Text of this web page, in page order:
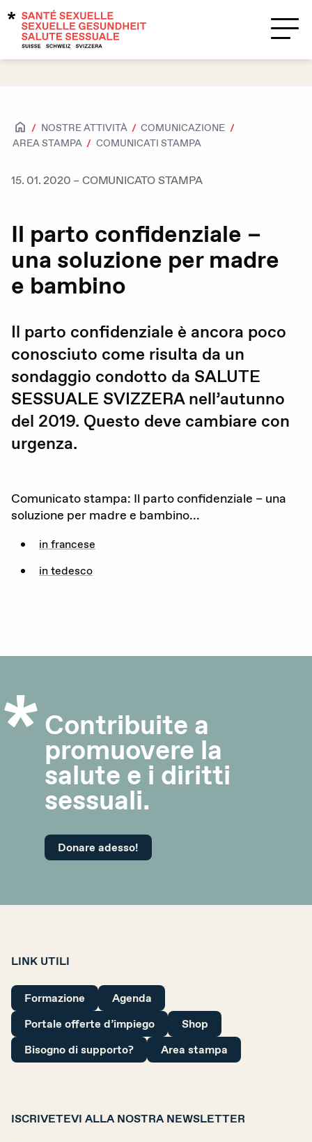
Salute sessuale
Accesso per tutte e tutti
Caratteristiche biologiche sessuali e
identità di genere
HIV / IST
Gravidanza (voluta / non voluta)
Educazione sessuale
Violenza sessuale
Diritti sessuali
Politica
Formazione
Portale offerte d’impiego
Area stampa
Rete giovani
Attività di rete
Consulenza
La nostra organizzazione
I nostri obiettivi
Membri
Partner
Sostenerci
NOSTRE ATTIVITÀ
COMUNICAZIONE
AREA STAMPA
COMUNICATI STAMPA
15. 01. 2020 –COMUNICATO STAMPA
Il parto confidenziale –
una soluzione per madre
e bambino
Il parto confidenziale è ancora poco
conosciuto come risulta da un
sondaggio condotto da SALUTE
SESSUALE SVIZZERA nell’autunno
del 2019. Questo deve cambiare con
urgenza.
Comunicato stampa: Il parto confidenziale – una
soluzione per madre e bambino...
in francese
in tedesco
Contribuite a
promuovere la
salute e i diritti
sessuali.
Donare adesso!
LINK UTILI
Formazione
Agenda
Portale offerte d’impiego
Shop
Bisogno di supporto?
Area stampa
ISCRIVETEVI ALLA NOSTRA NEWSLETTER